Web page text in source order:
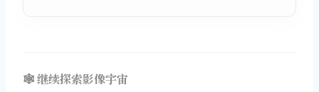
🕸️ 继续探索影像宇宙